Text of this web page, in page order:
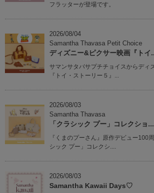
フラッターが登場です。
2026/08/04
Samantha Thavasa Petit Choice
ディズニー&ピクサー映画『トイ
サマンサタバサプチチョイスからディ
『トイ・ストーリー５』...
2026/08/03
Samantha Thavasa
「クラシック プー」コレクショ
『くまのプーさん』原作デビュー100
シック プー」コレクシ....
2026/08/03
Samantha Kawaii Days♡